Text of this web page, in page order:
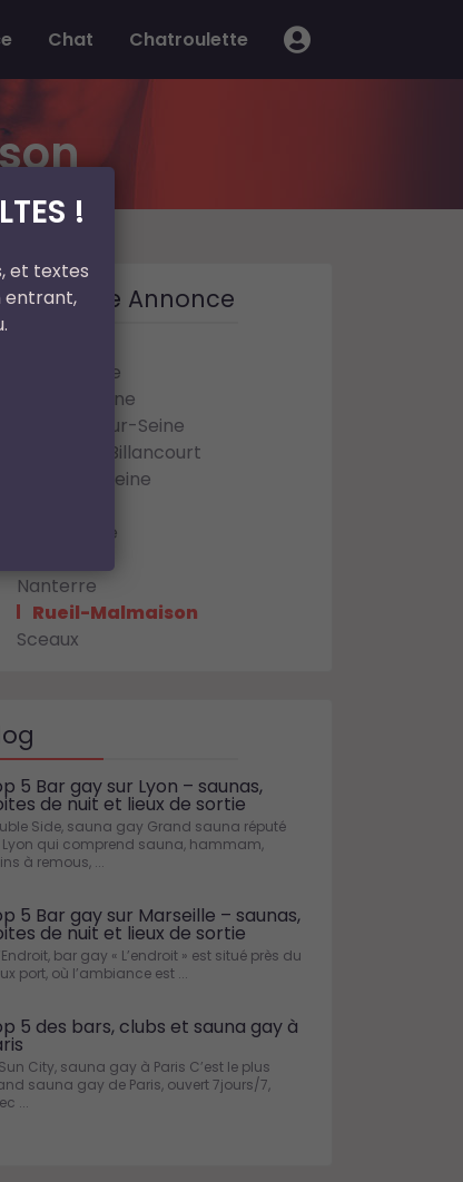
!
et textes
entrant,
Chat Chatroulette
une Annonce
Île-de-France
Hauts-de-Seine
Asnières-sur-Seine
Boulogne-Billancourt
Bourg-la-Reine
Courbevoie
Nanterre
Rueil-Malmaison
Sceaux
5 Bar gay sur Lyon – saunas,
de nuit et lieux de sortie
Side, sauna gay Grand sauna réputé
Lyon qui comprend sauna, hammam,
à remous, ...
5 Bar gay sur Marseille – saunas,
de nuit et lieux de sortie
bar gay « L’endroit » est situé près du
port, où l’ambiance est ...
5 des bars, clubs et sauna gay à
City, sauna gay à Paris C’est le plus
sauna gay de Paris, ouvert 7jours/7,
...